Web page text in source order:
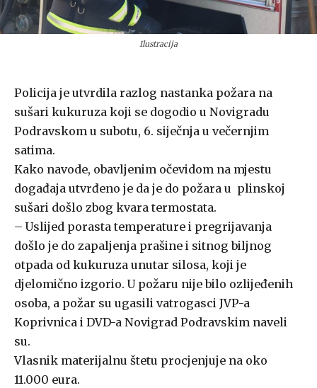
Ilustracija
Policija je utvrdila razlog nastanka požara na
sušari kukuruza koji se dogodio u Novigradu
Podravskom u subotu, 6. siječnja u večernjim
satima.
Kako navode, obavljenim očevidom na mjestu
događaja utvrđeno je da je do požara u plinskoj
sušari došlo zbog kvara termostata.
– Uslijed porasta temperature i pregrijavanja
došlo je do zapaljenja prašine i sitnog biljnog
otpada od kukuruza unutar silosa, koji je
djelomično izgorio. U požaru nije bilo ozlijeđenih
osoba, a požar su ugasili vatrogasci JVP-a
Koprivnica i DVD-a Novigrad Podravskim naveli
su.
Vlasnik materijalnu štetu procjenjuje na oko
11.000 eura.